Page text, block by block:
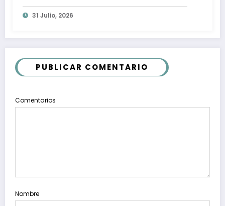
31 Julio, 2026
PUBLICAR COMENTARIO
Comentarios
Nombre